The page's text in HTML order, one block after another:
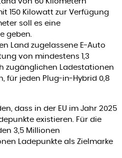
150 Kilowatt zur Verfügung
soll es eine
geben.
Land zugelassene E-Auto
von mindestens 1,3
zugänglichen Ladestationen
für jeden Plug-in-Hybrid 0,8
dass in der EU im Jahr 2025
existieren. Für die
3,5 Millionen
Ladepunkte als Zielmarke